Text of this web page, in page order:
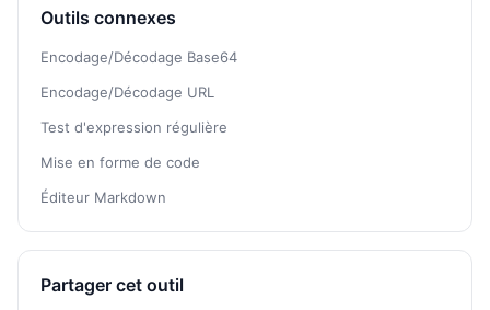
Outils connexes
Encodage/Décodage Base64
Encodage/Décodage URL
Test d'expression régulière
Mise en forme de code
Éditeur Markdown
Partager cet outil